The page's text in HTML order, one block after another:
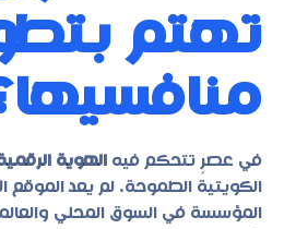
تهتم
في عصرٍ تتحكم فيه الهوية
الكويتية الطموحة. لم يعد
المؤسسة في السوق المحلي